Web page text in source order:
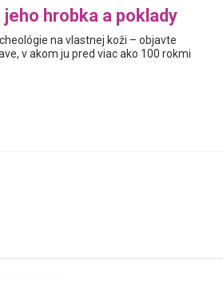
hrobka a poklady
na vlastnej koži – objavte
v akom ju pred viac ako 100 rokmi